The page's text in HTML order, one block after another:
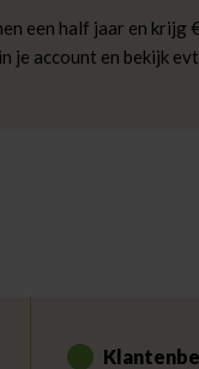
een half jaar en krijg
je account en bekijk